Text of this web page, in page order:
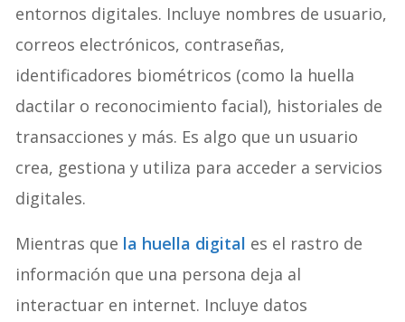
entornos digitales. Incluye nombres de usuario,
correos electrónicos, contraseñas,
identificadores biométricos (como la huella
dactilar o reconocimiento facial), historiales de
transacciones y más. Es algo que un usuario
crea, gestiona y utiliza para acceder a servicios
digitales.
Mientras que la huella digital es el rastro de
información que una persona deja al
interactuar en internet. Incluye datos